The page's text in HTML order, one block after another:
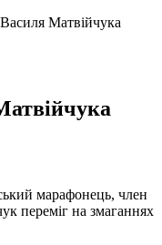
Матвійчука
марафонець, член
переміг на змаганнях